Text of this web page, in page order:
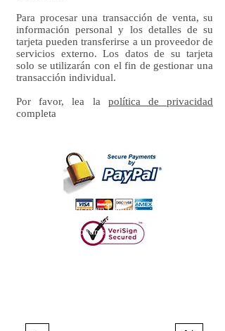
Para procesar una transacción de venta, su
información personal y los detalles de su
tarjeta pueden transferirse a un proveedor de
servicios externo. Los datos de su tarjeta
solo se utilizarán con el fin de gestionar una
transacción individual.
Por favor, lea la política de privacidad
completa
diseñadores gráficos en Londres
ilustradores en Londres